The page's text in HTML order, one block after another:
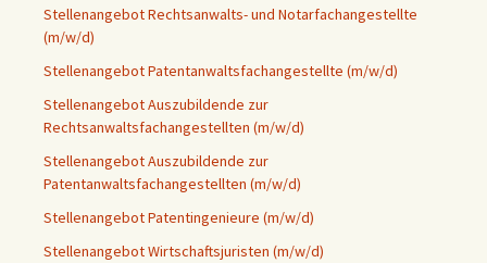
Stellenangebot Rechtsanwalts- und Notarfachangestellte
(m/w/d)
Stellenangebot Patentanwaltsfachangestellte (m/w/d)
Stellenangebot Auszubildende zur
Rechtsanwaltsfachangestellten (m/w/d)
Stellenangebot Auszubildende zur
Patentanwaltsfachangestellten (m/w/d)
Stellenangebot Patentingenieure (m/w/d)
Stellenangebot Wirtschaftsjuristen (m/w/d)